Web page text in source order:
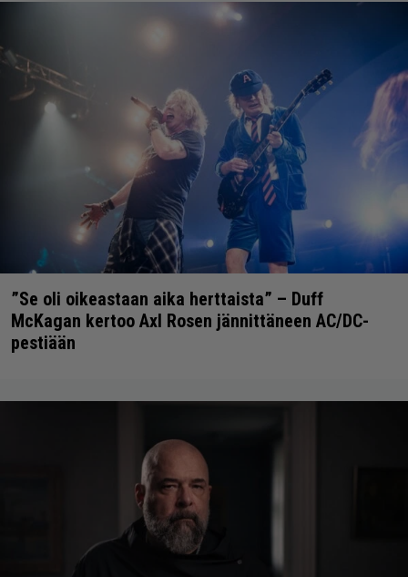
”Se oli oikeastaan aika herttaista” – Duff
McKagan kertoo Axl Rosen jännittäneen AC/DC-
pestiään